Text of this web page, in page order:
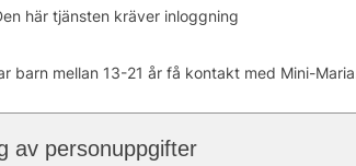
här tjänsten kräver inloggning
barn mellan 13-21 år få kontakt med Mini-
av personuppgifter